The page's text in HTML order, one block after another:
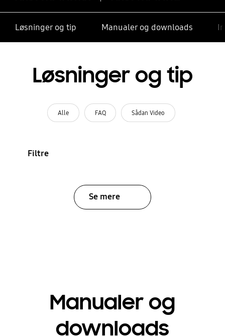
Løsninger og tip Manualer og downloads
Løsninger og tip
Alle FAQ Sådan Video
Filtre
Se mere
Manualer og
downloads